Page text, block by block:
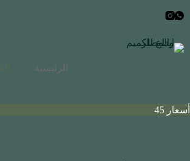
الرئيسية
أسعار 45